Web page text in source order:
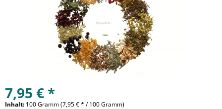
7,95 € *
Inhalt: 100 Gramm (7,95 € * / 100 Gramm)